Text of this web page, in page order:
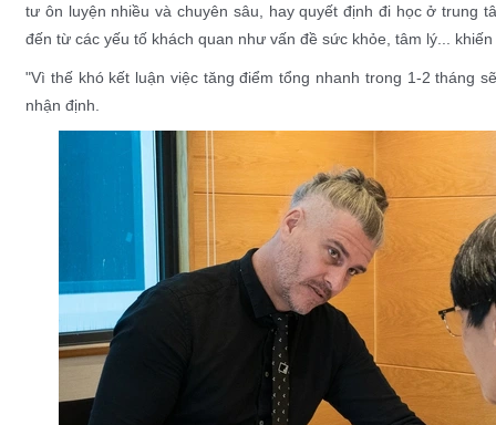
tư ôn luyện nhiều và chuyên sâu, hay quyết định đi học ở trung
đến từ các yếu tố khách quan như vấn đề sức khỏe, tâm lý...
"Vì thế khó kết luận việc tăng điểm tổng nhanh trong 1-2 tháng
nhận định.